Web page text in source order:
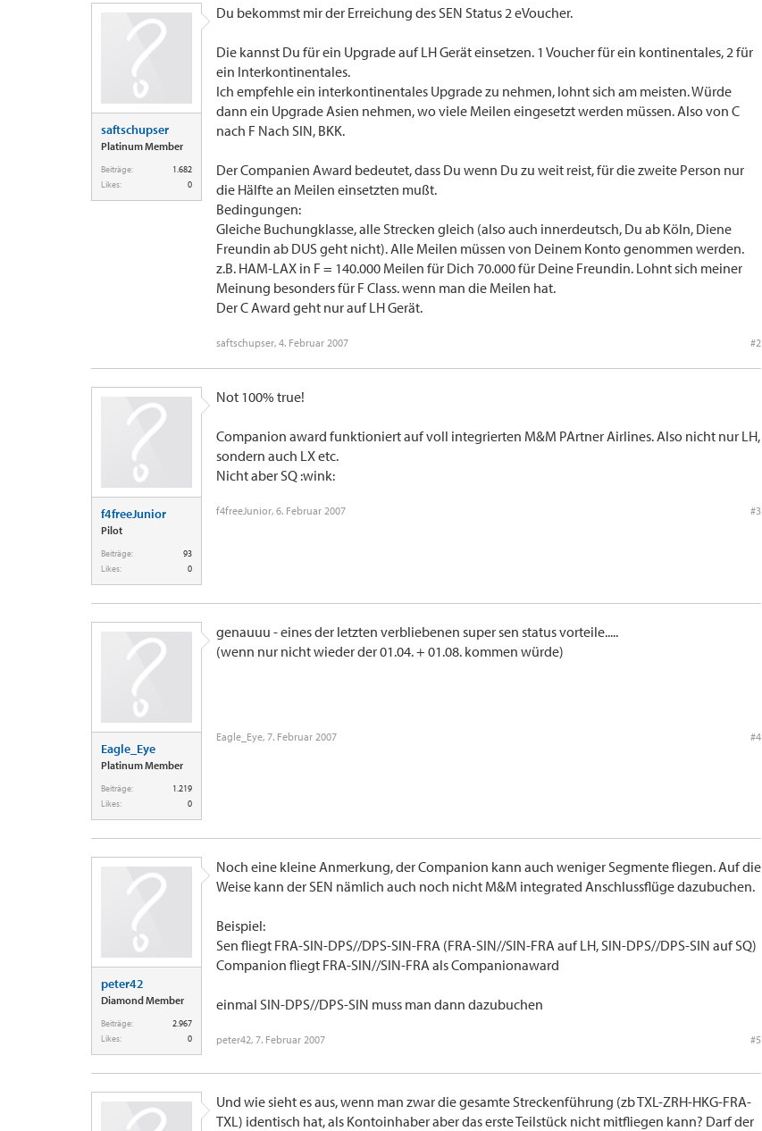
saftschupser
Platinum Member
Beiträge:
1.682
Likes:
0
Du bekommst mir der Erreichung des SEN Status 2 eVoucher.
Die kannst Du für ein Upgrade auf LH Gerät einsetzen. 1 Voucher für ein kontinentales, 2 für
ein Interkontinentales.
Ich empfehle ein interkontinentales Upgrade zu nehmen, lohnt sich am meisten. Würde
dann ein Upgrade Asien nehmen, wo viele Meilen eingesetzt werden müssen. Also von C
nach F Nach SIN, BKK.
Der Companien Award bedeutet, dass Du wenn Du zu weit reist, für die zweite Person nur
die Hälfte an Meilen einsetzten mußt.
Bedingungen:
Gleiche Buchungklasse, alle Strecken gleich (also auch innerdeutsch, Du ab Köln, Diene
Freundin ab DUS geht nicht). Alle Meilen müssen von Deinem Konto genommen werden.
z.B. HAM-LAX in F = 140.000 Meilen für Dich 70.000 für Deine Freundin. Lohnt sich meiner
Meinung besonders für F Class. wenn man die Meilen hat.
Der C Award geht nur auf LH Gerät.
saftschupser, 4. Februar 2007 #2
f4freeJunior
Pilot
Beiträge:
93
Likes:
0
Not 100% true!
Companion award funktioniert auf voll integrierten M&M PArtner Airlines. Also nicht nur LH,
sondern auch LX etc.
Nicht aber SQ :wink:
f4freeJunior, 6. Februar 2007 #3
Eagle_Eye
Platinum Member
Beiträge:
1.219
Likes:
0
genauuu - eines der letzten verbliebenen super sen status vorteile.....
(wenn nur nicht wieder der 01.04. + 01.08. kommen würde)
Eagle_Eye, 7. Februar 2007 #4
peter42
Diamond Member
Beiträge:
2.967
Likes:
0
Noch eine kleine Anmerkung, der Companion kann auch weniger Segmente fliegen. Auf die
Weise kann der SEN nämlich auch noch nicht M&M integrated Anschlussflüge dazubuchen.
Beispiel:
Sen fliegt FRA-SIN-DPS//DPS-SIN-FRA (FRA-SIN//SIN-FRA auf LH, SIN-DPS//DPS-SIN auf SQ)
Companion fliegt FRA-SIN//SIN-FRA als Companionaward
einmal SIN-DPS//DPS-SIN muss man dann dazubuchen
peter42, 7. Februar 2007 #5
Und wie sieht es aus, wenn man zwar die gesamte Streckenführung (zb TXL-ZRH-HKG-FRA-
TXL) identisch hat, als Kontoinhaber aber das erste Teilstück nicht mitfliegen kann? Darf der